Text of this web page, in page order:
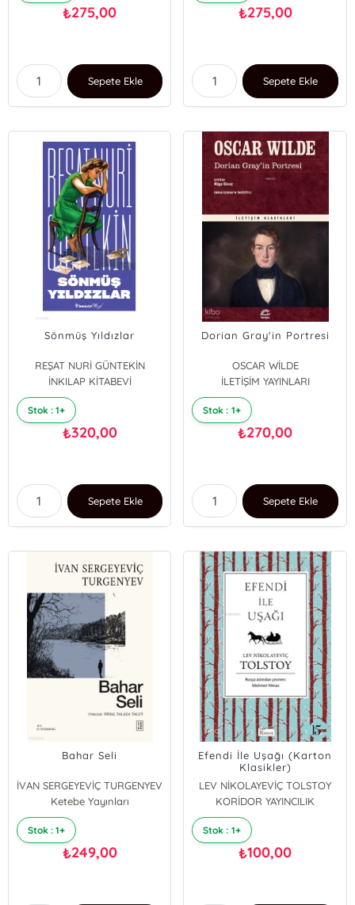
₺275,00
Sepete Ekle
₺275,00
Sepete Ekle
Sönmüş Yıldızlar
REŞAT NURİ GÜNTEKİN
İNKILAP KİTABEVİ
Stok : 1+
₺320,00
Sepete Ekle
Dorian Gray'in Portresi
OSCAR WİLDE
İLETİŞİM YAYINLARI
Stok : 1+
₺270,00
Sepete Ekle
Bahar Seli
İVAN SERGEYEVİÇ TURGENYEV
Ketebe Yayınları
Stok : 1+
₺249,00
Efendi İle Uşağı (Karton
Klasikler)
LEV NİKOLAYEVİÇ TOLSTOY
KORİDOR YAYINCILIK
Stok : 1+
₺100,00